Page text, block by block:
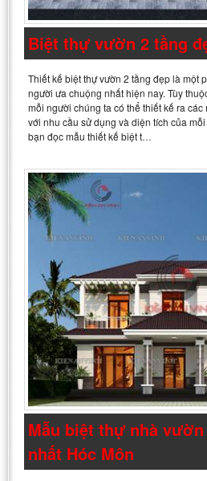
Biệt thự vườn 2 tầng
Thiết kế biệt thự vườn 2 tầng đẹp là một
người ưa chuộng nhất hiện nay. Tùy
mỗi người chúng ta có thể thiết kế ra
với nhu cầu sử dụng và diện tích của
bạn đọc mẫu thiết kế biệt t…
Mẫu biệt thự nhà
nhất Hóc Môn